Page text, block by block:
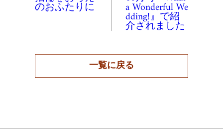
のおふたりに
一覧に戻る
a Wonderful We
dding!』で紹
介されました